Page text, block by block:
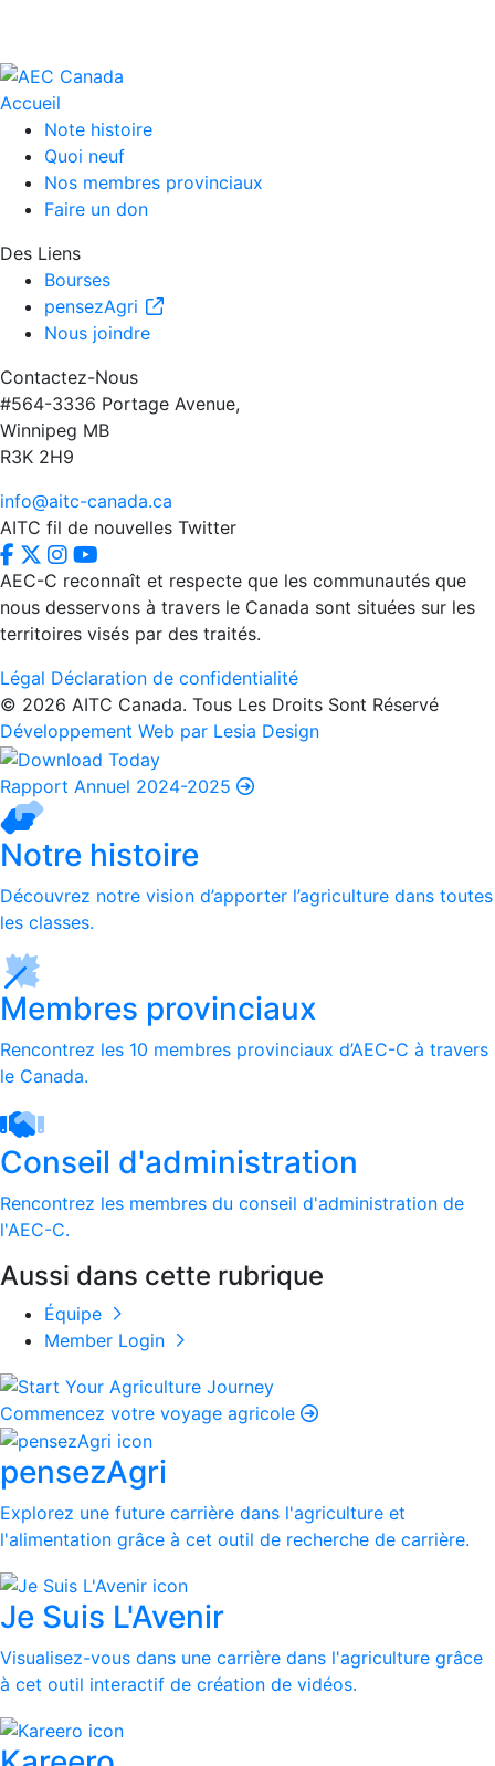
Accueil
Note histoire
Quoi neuf
Nos membres provinciaux
Faire un don
Des Liens
Bourses
pensezAgri
Nous joindre
Contactez-Nous
#564-3336 Portage Avenue,
Winnipeg MB
R3K 2H9
info@aitc-canada.ca
AITC fil de nouvelles Twitter
AEC-C reconnaît et respecte que les communautés que
nous desservons à travers le Canada sont situées sur les
territoires visés par des traités.
Légal Déclaration de confidentialité
© 2026 AITC Canada. Tous Les Droits Sont Réservé
Développement Web par Lesia Design
Rapport Annuel 2024-2025
Notre histoire
Découvrez notre vision d’apporter l’agriculture dans toutes
les classes.
Membres provinciaux
Rencontrez les 10 membres provinciaux d’AEC-C à travers
le Canada.
Conseil d'administration
Rencontrez les membres du conseil d'administration de
l'AEC-C.
Aussi dans cette rubrique
Équipe
Member Login
Commencez votre voyage agricole
pensezAgri
Explorez une future carrière dans l'agriculture et
l'alimentation grâce à cet outil de recherche de carrière.
Je Suis L'Avenir
Visualisez-vous dans une carrière dans l'agriculture grâce
à cet outil interactif de création de vidéos.